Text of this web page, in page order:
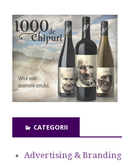
CATEGORII
Advertising & Branding